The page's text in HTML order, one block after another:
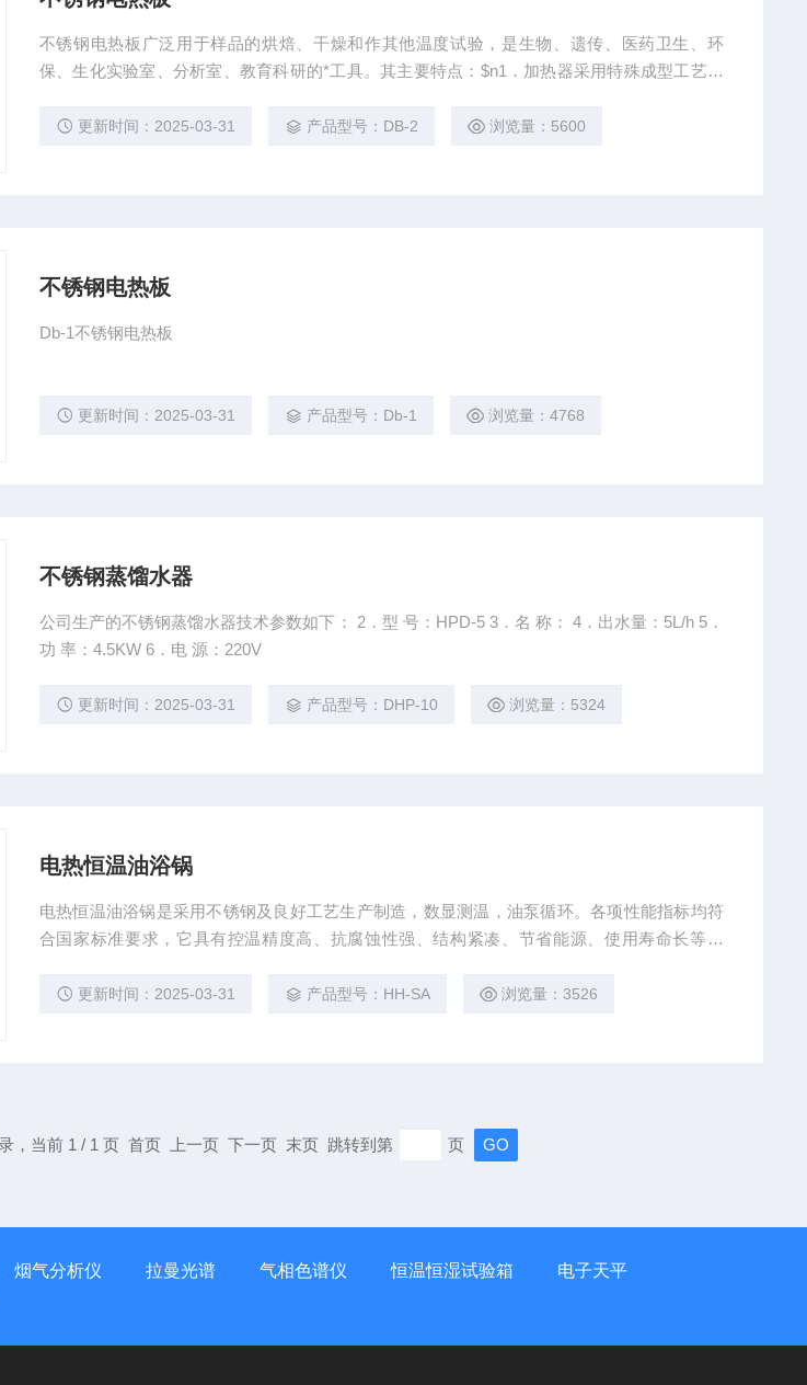
不锈钢电热板广泛用于样品的烘焙、干燥和作其他温度试验，是生物、遗传、医药卫生、环
保、生化实验室、分析室、教育科研的*工具。其主要特点：$n1．加热器采用特殊成型工艺制
$n3．升温快且均匀，操作简便，使用安全。
更新时间：2025-03-31 产品型号：DB-2 浏览量：5600
不锈钢电热板
Db-1不锈钢电热板
更新时间：2025-03-31 产品型号：Db-1 浏览量：4768
不锈钢蒸馏水器
公司生产的不锈钢蒸馏水器技术参数如下： 2．型 号：HPD-5 3．名 称： 4．出水量：5L/h 5．
功 率：4.5KW 6．电 源：220V
更新时间：2025-03-31 产品型号：DHP-10 浏览量：5324
电热恒温油浴锅
电热恒温油浴锅是采用不锈钢及良好工艺生产制造，数显测温，油泵循环。各项性能指标均符
合国家标准要求，它具有控温精度高、抗腐蚀性强、结构紧凑、节省能源、使用寿命长等优
更新时间：2025-03-31 产品型号：HH-SA 浏览量：3526
，当前 1 / 1 页 首页 上一页 下一页 末页 跳转到第 页
烟气分析仪 拉曼光谱 气相色谱仪 恒温恒湿试验箱
电子天平